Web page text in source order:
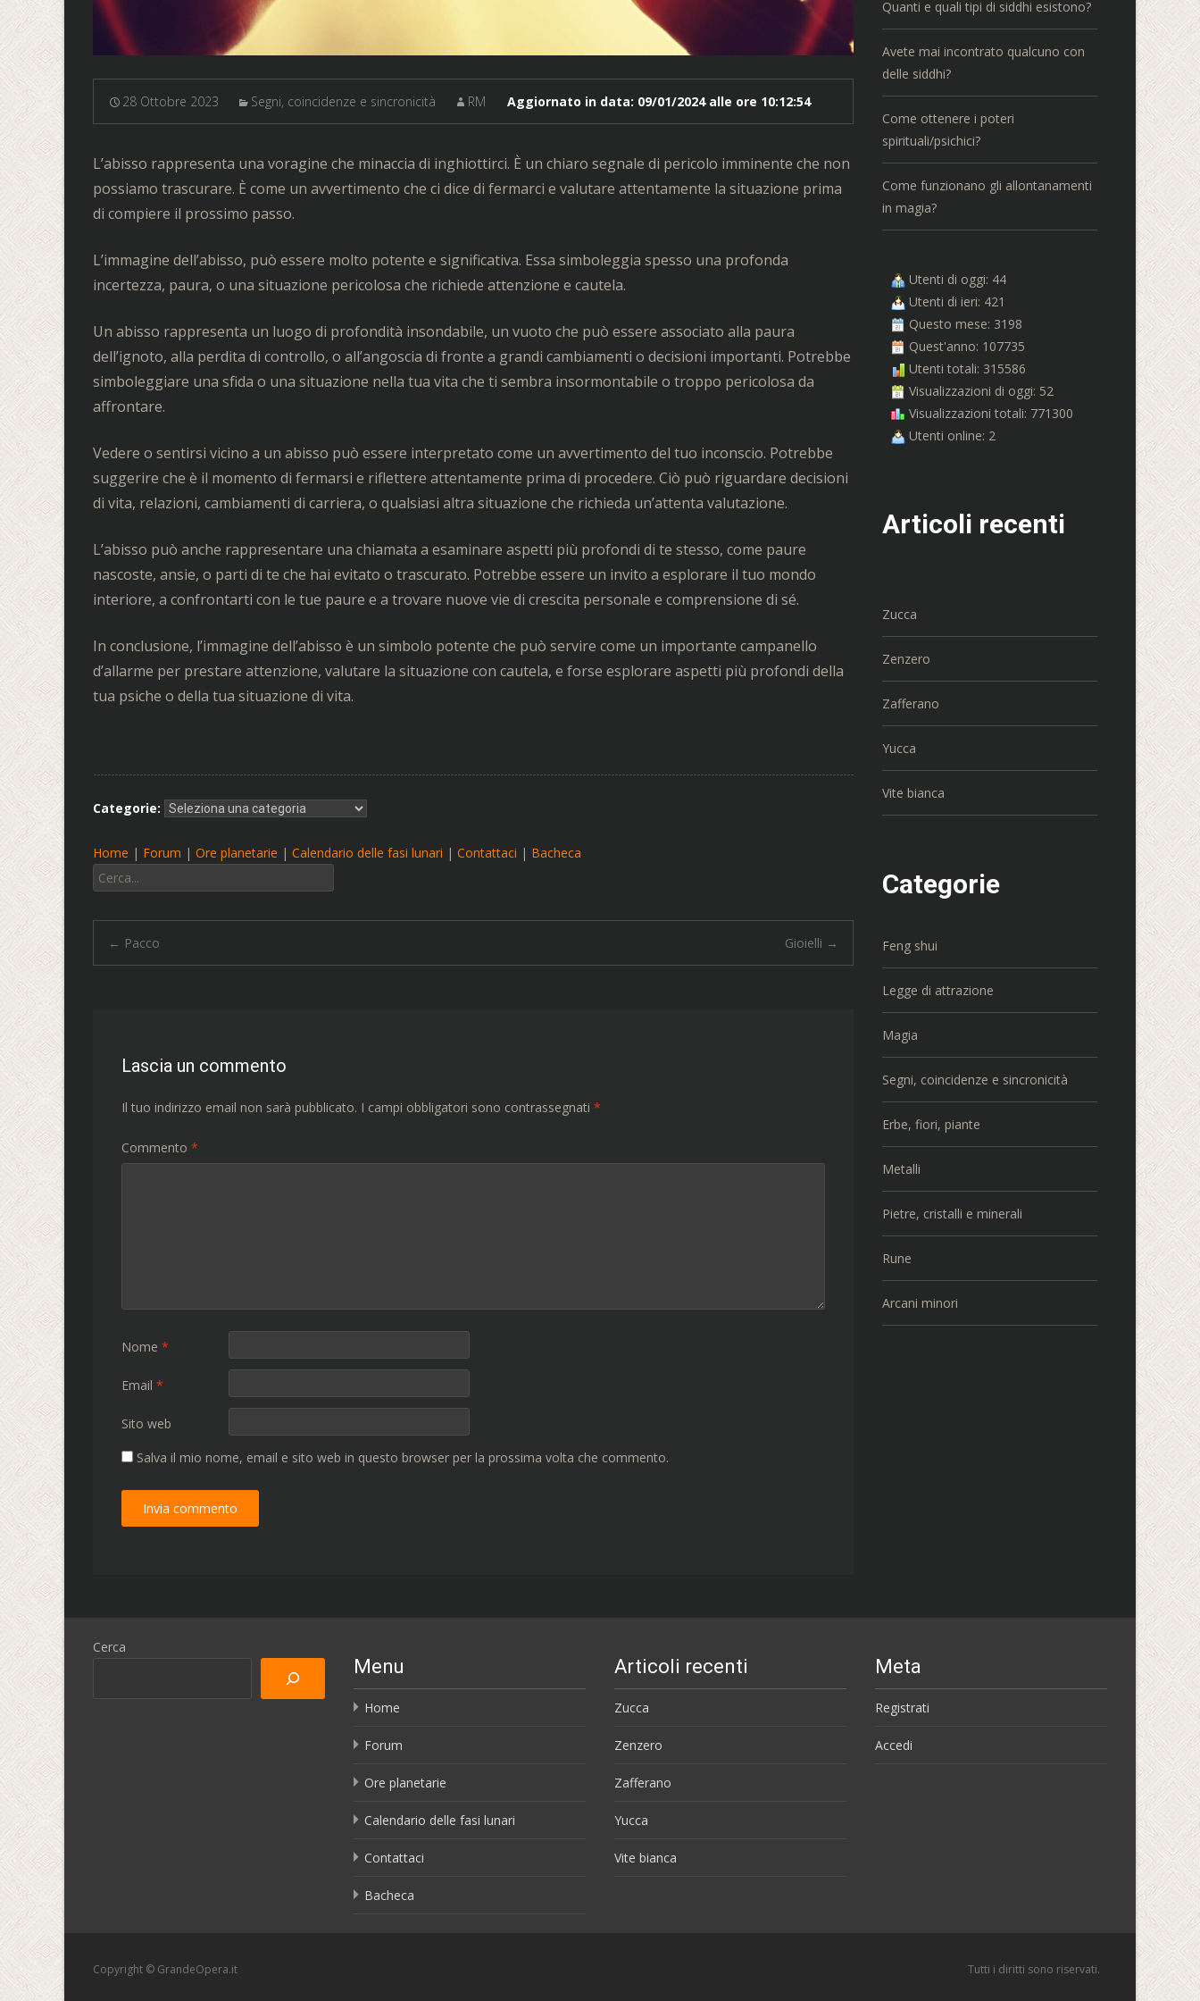
28 Ottobre 2023 Segni, coincidenze e sincronicità RM Aggiornato in data: 09/01/2024 alle ore 10:12:54
L’abisso rappresenta una voragine che minaccia di inghiottirci. È un chiaro segnale di pericolo imminente che non
possiamo trascurare. È come un avvertimento che ci dice di fermarci e valutare attentamente la situazione prima
di compiere il prossimo passo.
L’immagine dell’abisso, può essere molto potente e significativa. Essa simboleggia spesso una profonda
incertezza, paura, o una situazione pericolosa che richiede attenzione e cautela.
Un abisso rappresenta un luogo di profondità insondabile, un vuoto che può essere associato alla paura
dell’ignoto, alla perdita di controllo, o all’angoscia di fronte a grandi cambiamenti o decisioni importanti. Potrebbe
simboleggiare una sfida o una situazione nella tua vita che ti sembra insormontabile o troppo pericolosa da
affrontare.
Vedere o sentirsi vicino a un abisso può essere interpretato come un avvertimento del tuo inconscio. Potrebbe
suggerire che è il momento di fermarsi e riflettere attentamente prima di procedere. Ciò può riguardare decisioni
di vita, relazioni, cambiamenti di carriera, o qualsiasi altra situazione che richieda un’attenta valutazione.
L’abisso può anche rappresentare una chiamata a esaminare aspetti più profondi di te stesso, come paure
nascoste, ansie, o parti di te che hai evitato o trascurato. Potrebbe essere un invito a esplorare il tuo mondo
interiore, a confrontarti con le tue paure e a trovare nuove vie di crescita personale e comprensione di sé.
In conclusione, l’immagine dell’abisso è un simbolo potente che può servire come un importante campanello
d’allarme per prestare attenzione, valutare la situazione con cautela, e forse esplorare aspetti più profondi della
tua psiche o della tua situazione di vita.
Categorie:
Home | Forum | Ore planetarie | Calendario delle fasi lunari | Contattaci | Bacheca
Cerca:
Navigazione
← Pacco Gioielli →
Lascia un commento
Il tuo indirizzo email non sarà pubblicato. I campi obbligatori sono contrassegnati *
Commento *
Nome *
Email *
Sito web
Salva il mio nome, email e sito web in questo browser per la prossima volta che commento.
Quanti e quali tipi di siddhi esistono?
Avete mai incontrato qualcuno con
delle siddhi?
Come ottenere i poteri
spirituali/psichici?
Come funzionano gli allontanamenti
in magia?
Utenti di oggi: 44
Utenti di ieri: 421
Questo mese: 3198
Quest'anno: 107735
Utenti totali: 315586
Visualizzazioni di oggi: 52
Visualizzazioni totali: 771300
Utenti online: 2
Articoli recenti
Zucca
Zenzero
Zafferano
Yucca
Vite bianca
Categorie
Feng shui
Legge di attrazione
Magia
Segni, coincidenze e sincronicità
Erbe, fiori, piante
Metalli
Pietre, cristalli e minerali
Rune
Arcani minori
Cerca
Menu
Home
Forum
Ore planetarie
Calendario delle fasi lunari
Contattaci
Bacheca
Articoli recenti
Zucca
Zenzero
Zafferano
Yucca
Vite bianca
Meta
Registrati
Accedi
Copyright © GrandeOpera.it Tutti i diritti sono riservati.